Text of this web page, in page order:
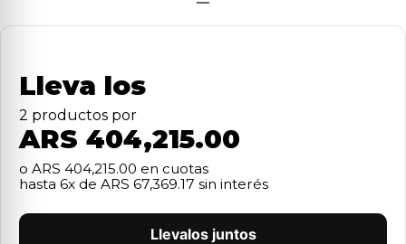
Lleva los
2 productos por
ARS 404,215.00
o ARS 404,215.00 en cuotas
hasta 6x de ARS 67,369.17 sin interés
Llevalos juntos